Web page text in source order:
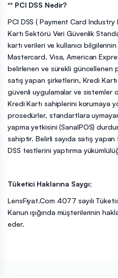
** PCI DSS Nedir?
PCI DSS ( Payment Card
Kartı Sektörü Veri Güvenlik
kartı verileri ve kullanıcı
Mastercard, Visa, American
belirlenen ve sürekli güncellenen
satış yapan şirketlerin, Kredi
güvenli uygulamalar ve sistemler
Kredi Kartı sahiplerini korumaya
prosedürler, standartlara
yapma yetkisini (SanalPOS)
sahiptir. Belirli sayıda satış
DSS testlerini yaptırma
Tüketici Haklarına Saygı;
LensFiyat.Com 4077 sayılı
Kanun ışığında müşterilerinin
eder.